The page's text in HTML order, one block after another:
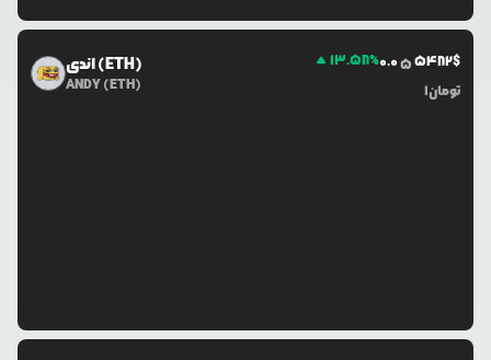
اندی (ETH)
ANDY (ETH)
13.58%0.055482$
1تومان